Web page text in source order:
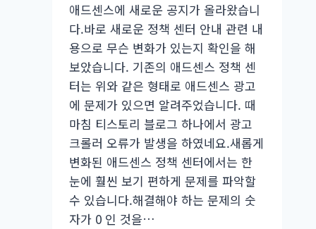
애드센스에 새로운 공지가 올라왔습니
다.바로 새로운 정책 센터 안내 관련 내
용으로 무슨 변화가 있는지 확인을 해
보았습니다. 기존의 애드센스 정책 센
터는 위와 같은 형태로 애드센스 광고
에 문제가 있으면 알려주었습니다. 때
마침 티스토리 블로그 하나에서 광고
크롤러 오류가 발생을 하였네요.새롭게
변화된 애드센스 정책 센터에서는 한
눈에 훨씬 보기 편하게 문제를 파악할
수 있습니다.해결해야 하는 문제의 숫
자가 0 인 것을…